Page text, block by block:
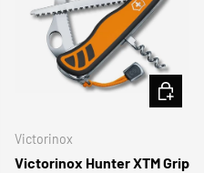
Victorinox
Victorinox Hunter XTM Grip
IN DEN